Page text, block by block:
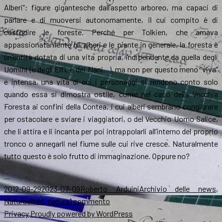
Alberi”: figure gigantesche dall’aspetto arboreo, ma capaci di
parlare e di muoversi autonomamente, il cui compito è di
custodire le foreste. Perché per Tolkien, che amava
appassionatamente gli alberi e le piante in generale, la foresta è
un’entità dotata di una vita propria, indipendente da quella degli
Uomini (e degli Elfi, e dei Nani…), ma non per questo meno “viva”
e intensa, una vita di cui i personaggi si rendono conto solo
quando essa si dimostra ostile, come nel caso della Vecchia
Foresta ai confini della Contea, i cui alberi sembrano congiurare
per ostacolare e sviare i viaggiatori, o del Vecchio Uomo Salice,
che li attira e li incanta per poi intrappolarli all’interno del proprio
tronco o annegarli nel fiume sulle cui rive cresce. Naturalmente
tutto questo è solo frutto di immaginazione. Oppure no?
…
Scritto
il
2012-09-292023-07-09Autore
Roberto ArduiniCategorie
Archivio delle news,
NaturaTag
alberi,natura1 commento
Alberi
PrivacyProudly powered by WordPress